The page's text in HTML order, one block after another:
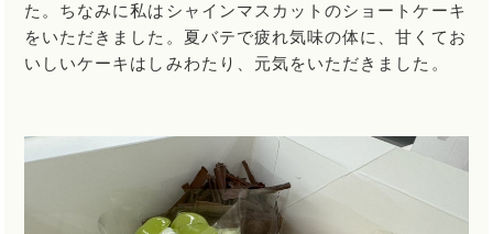
た。ちなみに私はシャインマスカットのショートケーキ
をいただきました。夏バテで疲れ気味の体に、甘くてお
いしいケーキはしみわたり、元気をいただきました。